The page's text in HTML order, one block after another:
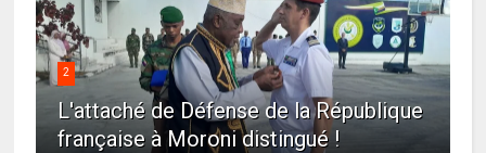
2
L'attaché de Défense de la République
française à Moroni distingué !